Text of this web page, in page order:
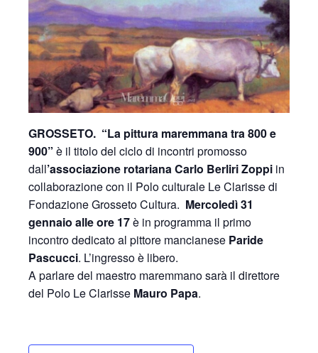
GROSSETO. “La pittura maremmana tra 800 e
900” è il titolo del ciclo di incontri promosso
dall’associazione rotariana Carlo Berliri Zoppi in
collaborazione con il Polo culturale Le Clarisse di
Fondazione Grosseto Cultura. Mercoledì 31
gennaio alle ore 17è in programma il primo
incontro dedicato al pittore mancianese Paride
Pascucci. L’ingresso è libero.
A parlare del maestro maremmano sarà il direttore
del Polo Le Clarisse Mauro Papa.